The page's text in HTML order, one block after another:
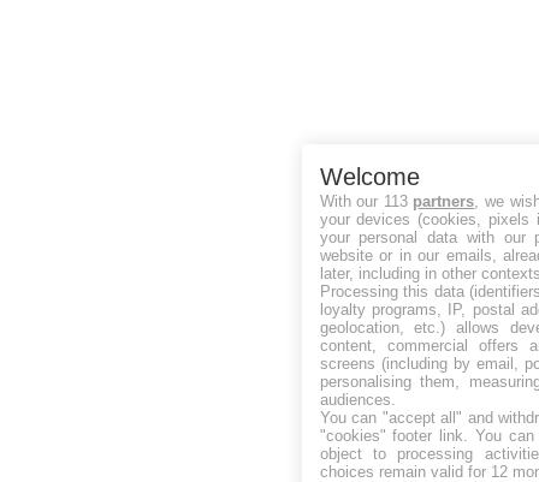
Welcome
With our 113 partners , we
your devices (cookies, pixels
your personal data with our
website or in our emails,
later, including in other
Processing this data
loyalty programs, IP, postal
geolocation, etc.) allows
content, commercial offers
screens (including by email,
personalising them,
audiences.
You can "accept all" and
"cookies" footer link . You
object to processing
choices remain valid for 12